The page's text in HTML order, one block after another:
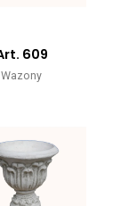
609
Wazony